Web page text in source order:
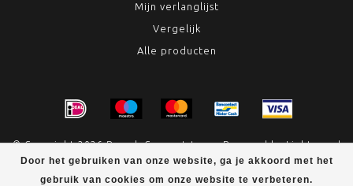
Door het gebruiken van onze website, ga je akkoord met het
gebruik van cookies om onze website te verbeteren.
Mijn verlanglijst
Vergelijk
Alle producten
© Copyright 2026 Rumah Conceptstore - Powered byLightspeed
- Theme by Dyvelopment